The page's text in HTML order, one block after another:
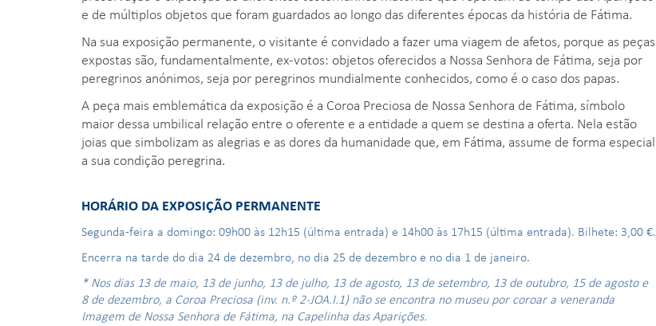
e de múltiplos objetos que foram guardados ao longo das diferentes épocas da história de Fátima.
Na sua exposição permanente, o visitante é convidado a fazer uma viagem de afetos, porque as peças
expostas são, fundamentalmente, ex-votos: objetos oferecidos a Nossa Senhora de Fátima, seja por
peregrinos anónimos, seja por peregrinos mundialmente conhecidos, como é o caso dos papas.
A peça mais emblemática da exposição é a Coroa Preciosa de Nossa Senhora de Fátima, símbolo
maior dessa umbilical relação entre o oferente e a entidade a quem se destina a oferta. Nela estão
joias que simbolizam as alegrias e as dores da humanidade que, em Fátima, assume de forma especial
a sua condição peregrina.
HORÁRIO DA EXPOSIÇÃO PERMANENTE
Segunda-feira a domingo: 09h00 às 12h15 (última entrada) e 14h00 às 17h15 (última entrada). Bilhete: 3,00 €.
Encerra na tarde do dia 24 de dezembro, no dia 25 de dezembro e no dia 1 de janeiro.
* Nos dias 13 de maio, 13 de junho, 13 de julho, 13 de agosto, 13 de setembro, 13 de outubro, 15 de agosto e
8 de dezembro, a Coroa Preciosa (inv. n.º 2-JOA.I.1) não se encontra no museu por coroar a veneranda
Imagem de Nossa Senhora de Fátima, na Capelinha das Aparições.